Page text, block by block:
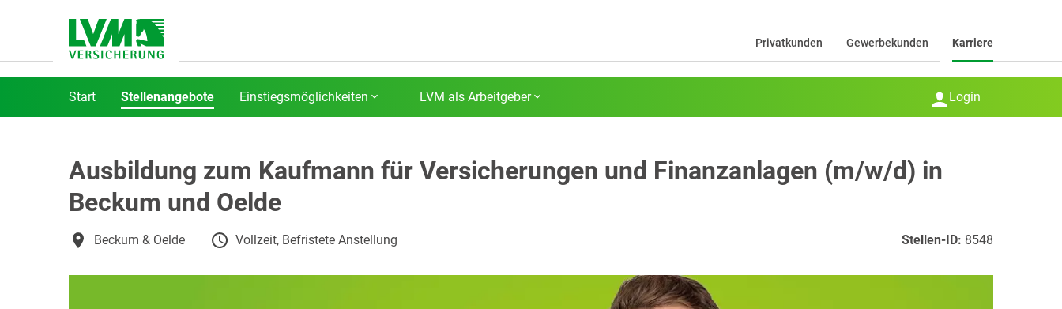
Privatkunden Gewerbekunden Karriere
Start Stellenangebote Einstiegsmöglichkeiten LVM als Arbeitgeber Login
Ausbildung zum Kaufmann für Versicherungen und Finanzanlagen (m/w/d) in
Beckum und Oelde
Beckum & Oelde Vollzeit, Befristete Anstellung Stellen-ID: 8548